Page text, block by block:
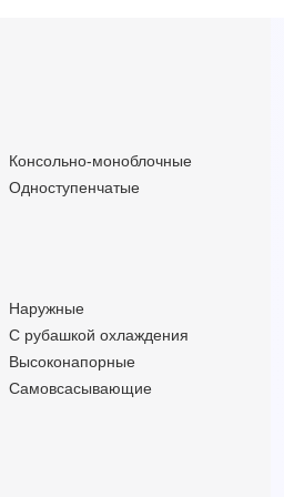
E (Артикул 3466104001)
Консольно-моноблочные
Одноступенчатые
Наружные
С рубашкой охлаждения
Высоконапорные
Самовсасывающие